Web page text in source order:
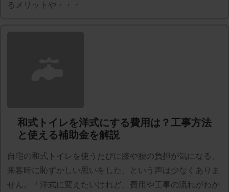
るメリットや・・・
和式トイレを洋式にする費用は？工事方法
と使える補助金を解説
自宅の和式トイレを使うたびに膝や腰の負担が気になる、
来客時に恥ずかしい思いをした、という声は少なくありま
せん。「洋式に変えたいけれど、費用や工事の流れがわか